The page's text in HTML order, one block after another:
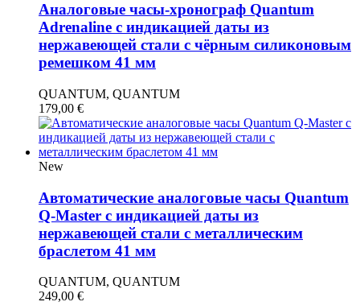
Аналоговые часы-хронограф Quantum
Adrenaline с индикацией даты из
нержавеющей стали с чёрным силиконовым
ремешком 41 мм
QUANTUM, QUANTUM
179,00 €
New
Автоматические аналоговые часы Quantum
Q-Master с индикацией даты из
нержавеющей стали с металлическим
браслетом 41 мм
QUANTUM, QUANTUM
249,00 €